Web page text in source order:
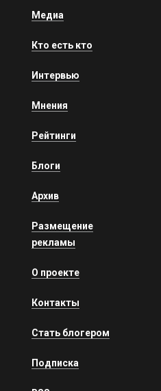
Медиа
Кто есть кто
Интервью
Мнения
Рейтинги
Блоги
Архив
Размещение
рекламы
О проекте
Контакты
Стать блогером
Подписка